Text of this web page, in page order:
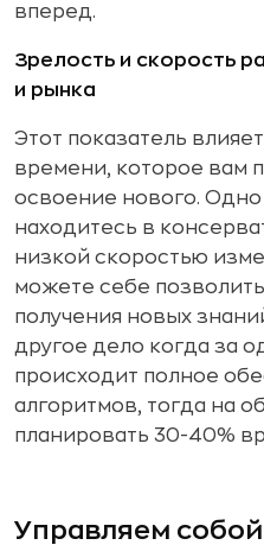
вперед.
Зрелость и скорость
и рынка
Этот показатель
времени, которое вам
освоение нового.
находитесь в
низкой скоростью
можете себе
получения новых
другое дело когда за
происходит полное
алгоритмов, тогда на
планировать 30-40%
Управляем